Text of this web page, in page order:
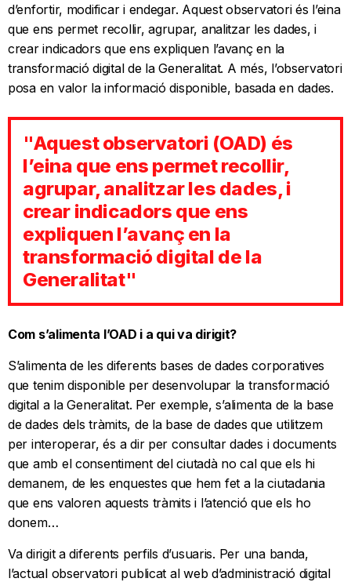
d’enfortir, modificar i endegar. Aquest observatori és l’eina
que ens permet recollir, agrupar, analitzar les dades, i
crear indicadors que ens expliquen l’avanç en la
transformació digital de la Generalitat.​ A més, l’observatori
posa en valor la informació disponible, basada en dades.​
"Aquest observatori (OAD) és
l’eina que ens permet recollir,
agrupar, analitzar les dades, i
crear indicadors que ens
expliquen l’avanç en la
transformació digital de la
Generalitat"
Com s’alimenta l’OAD i a qui va dirigit?
S’alimenta de les diferents bases de dades corporatives
que tenim disponible per desenvolupar la transformació
digital a la Generalitat. Per exemple, s’alimenta de la base
de dades dels tràmits, de la base de dades que utilitzem
per interoperar, és a dir per consultar dades i documents
que amb el consentiment del ciutadà no cal que els hi
demanem, de les enquestes que hem fet a la ciutadania
que ens valoren aquests tràmits i l’atenció que els ho
donem…
Va dirigit a diferents perfils d’usuaris. Per una banda,
l’actual observatori publicat al web d’administració digital